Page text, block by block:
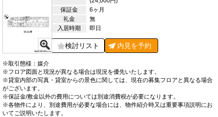
リアも多く、ビジネスパーソンにとっては充実した環境が整って
います。車でのアクセスも良好で、近隣には主要道路が通ってい
るため、都内各地への移動もスムーズです。
【評価】
駅からの距離
設備
耐震性
エントランス
保証金
6ヶ月
礼金
無
入居時期
即日
検討リスト 内見を予約
※取引態様：媒介
※フロア図面と現況が異なる場合は現況を優先いたします。
※貸室内部の写真・貸室からの景色に関しては、現在の募集フロアと異なる場合
がございます。
※保証金/敷金以外の費用については別途消費税が必要になります。
※各物件により、別途費用が必要な場合には、物件紹介時又は重要事項説明にお
いてご説明いたします。